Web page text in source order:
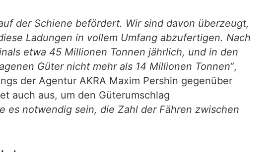
der Schiene befördert. Wir sind davon überzeugt,
Ladungen in vollem Umfang abzufertigen. Nach
etwa 45 Millionen Tonnen jährlich, und in den
Güter nicht mehr als 14 Millionen Tonnen“,
der Agentur AKRA Maxim Pershin gegenüber
auch aus, um den Güterumschlag
es notwendig sein, die Zahl der Fähren zwischen